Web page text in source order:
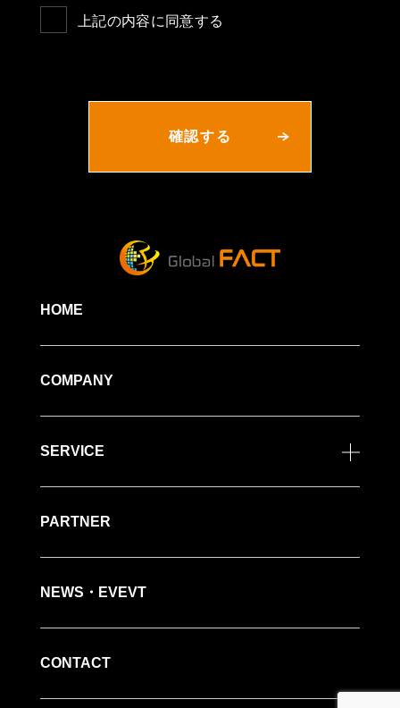
ます。
お申し込み後に、やむを得ない理由によ
せ先名:Global FACT S.L. info@glo-bal-
以下の区分に従って、キャンセル料をお
支払いただきます。
ア イベント開催日の４０日前までに申し
イ イベント開催日の３９日前～３０日前
エ イベント開催日の１３日前～当日前ま
でに申し出た場合 ： 料金の100％
欠席された場合 ： 料金の100％
・受講料をすでにお支払い済みの場合
いたします。
イベント催行の最低受講人数に満たない
ベントの開催を中止することがありま
その場合は、お支払いいただいた受講料
受講料以外でお客様にご負担いただいた
費用（例：交通費、振込手数料等）は、
上記の内容に同意する
HOME
COMPANY
SERVICE
PARTNER
NEWS・EVEVT
CONTACT